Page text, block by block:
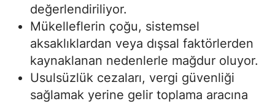
değerlendiriliyor.
Mükelleflerin çoğu, sistemsel
aksaklıklardan veya dışsal faktörlerden
kaynaklanan nedenlerle mağdur oluyor.
Usulsüzlük cezaları, vergi güvenliği
sağlamak yerine gelir toplama aracına